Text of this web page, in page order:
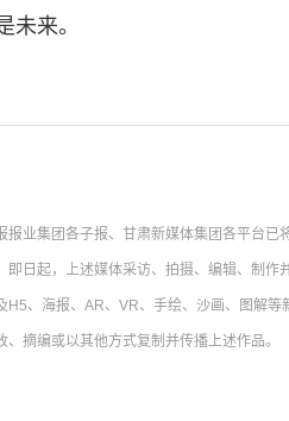
未来。
业集团各子报、甘肃新媒体集团各平台已
日起，上述媒体采访、拍摄、编辑、制作
、海报、AR、VR、手绘、沙画、图解
摘编或以其他方式复制并传播上述作品。